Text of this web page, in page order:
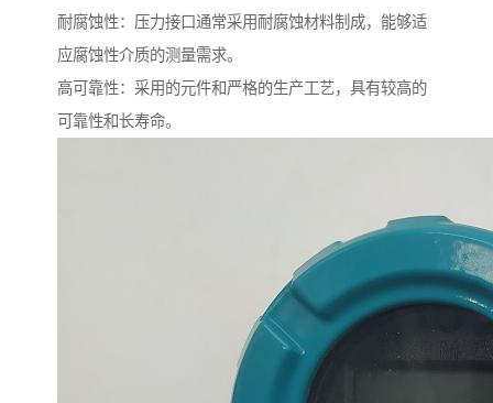
耐腐蚀性：压力接口通常采用耐腐蚀材料制成，能够适
应腐蚀性介质的测量需求。
高可靠性：采用的元件和严格的生产工艺，具有较高的
可靠性和长寿命。